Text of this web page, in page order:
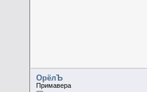
ОрёлЪ
Примавера